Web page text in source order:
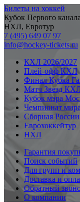
Билеты на хоккей
Кубок Первого
НХЛ, Евротур
7 (495) 649 07 97
info@hockey-tickets.ru
КХЛ 2026/2027
Плей-офф КХЛ
Финал Кубка
Матч Звезд
Кубок мэра
Чемпионат мира
Сборная России
Еврохоккейтур
НХЛ
Гарантия
Поиск событий
Для групп и
Доставка и
Обратный
О компании